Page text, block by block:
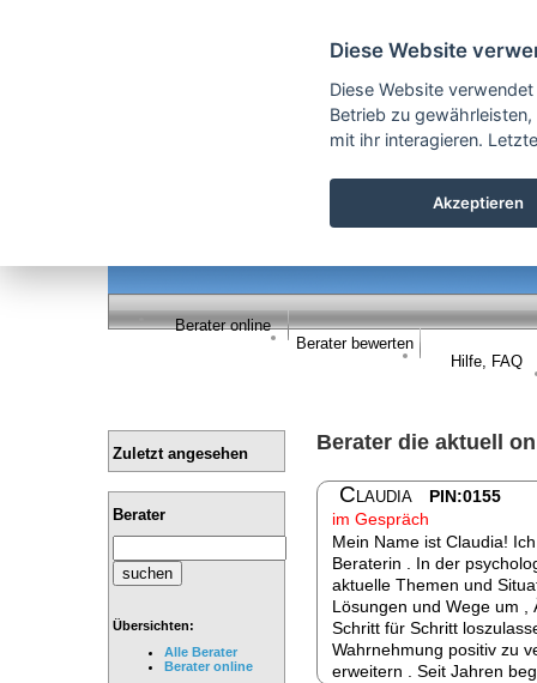
Berater online
Berater bewerten
Hilfe, FAQ
Zuletzt angesehen
Berater
Übersichten:
Alle Berater
Berater online
Berater die aktuell
Claudia
PIN:0155
im Gespräch
Mein Name ist Claudia!
Beraterin . In der
aktuelle Themen und
Lösungen und Wege um ,
Schritt für Schritt
Wahrnehmung positiv zu
erweitern . Seit Jahren
Diese Website
Diese Website
Betrieb zu
mit ihr interagieren.
Akzeptieren